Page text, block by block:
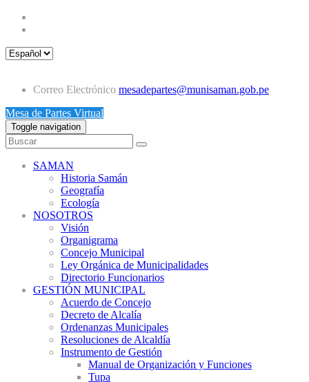
Correo Electrónico mesadepartes@munisaman.gob.pe
Mesa de Partes Virtual
Toggle navigation
SAMAN
Historia Samán
Geografía
Ecología
NOSOTROS
Visión
Organigrama
Concejo Municipal
Ley Orgánica de Municipalidades
Directorio Funcionarios
GESTIÓN MUNICIPAL
Acuerdo de Concejo
Decreto de Alcalía
Ordenanzas Municipales
Resoluciones de Alcaldía
Instrumento de Gestión
Manual de Organización y Funciones
Tupa